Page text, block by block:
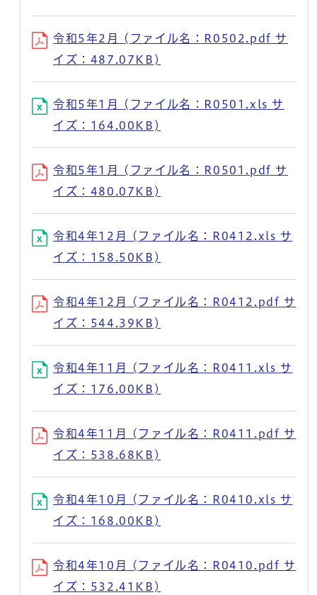
令和5年2月 (ファイル名：R0502.pdf サ
イズ：487.07KB)
令和5年1月 (ファイル名：R0501.xls サ
イズ：164.00KB)
令和5年1月 (ファイル名：R0501.pdf サ
イズ：480.07KB)
令和4年12月 (ファイル名：R0412.xls サ
イズ：158.50KB)
令和4年12月 (ファイル名：R0412.pdf サ
イズ：544.39KB)
令和4年11月 (ファイル名：R0411.xls サ
イズ：176.00KB)
令和4年11月 (ファイル名：R0411.pdf サ
イズ：538.68KB)
令和4年10月 (ファイル名：R0410.xls サ
イズ：168.00KB)
令和4年10月 (ファイル名：R0410.pdf サ
イズ：532.41KB)